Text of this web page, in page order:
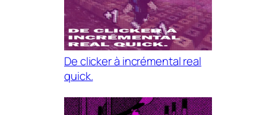
De clicker à incrémental real
quick.